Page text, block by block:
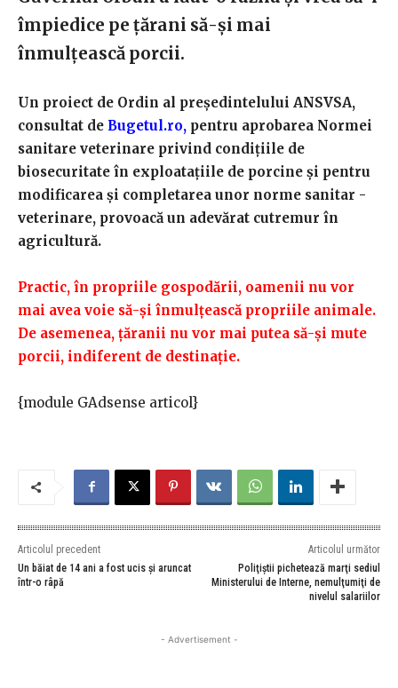
împiedice pe țărani să-și mai
înmulțească porcii.
Un proiect de Ordin al președintelului ANSVSA,
consultat de Bugetul.ro, pentru aprobarea Normei
sanitare veterinare privind condiţiile de
biosecuritate în exploataţiile de porcine şi pentru
modificarea şi completarea unor norme sanitar -
veterinare, provoacă un adevărat cutremur în
agricultură.
Practic, în propriile gospodării, oamenii nu vor
mai avea voie să-și înmulțească propriile animale.
De asemenea, țăranii nu vor mai putea să-și mute
porcii, indiferent de destinație.
{module GAdsense articol}
Articolul precedent
Un băiat de 14 ani a fost ucis și aruncat
într-o râpă
Articolul următor
Poliţiştii pichetează marţi sediul
Ministerului de Interne, nemulţumiţi de
nivelul salariilor
- Advertisement -